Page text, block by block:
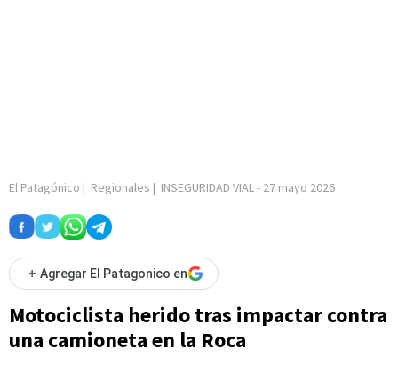
El Patagónico | Regionales | INSEGURIDAD VIAL- 27 mayo 2026
+ Agregar El Patagonico en
Motociclista herido tras impactar contra
una camioneta en la Roca